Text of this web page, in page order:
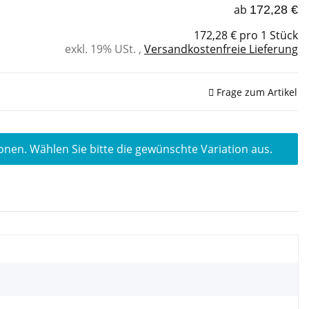
ab 172,28 €
172,28 € pro 1 Stück
exkl. 19% USt. , Versandkostenfreie Lieferung
Frage zum Artikel
Wählen Sie bitte die gewünschte Variation aus.